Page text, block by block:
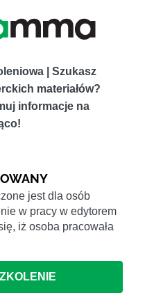
| Szukasz
materiałów?
informacje na
jest dla osób
w pracy w edytorem
iż osoba pracowała